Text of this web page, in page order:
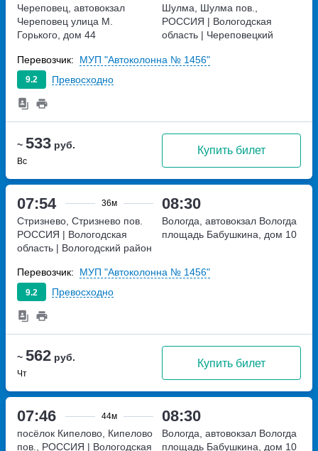
~ 533 руб.
Вс
Купить билет
Череповец, автовокзал
Череповец улица М.
Горького, дом 44
Шулма, Шулма пов.,
РОССИЯ | Вологодская
область | Череповецкий
РОССИЯ | Вологодская
9.2 Превосходно
Перевозчик: МУП "Автоколонна № 1456"
07:54 36м 08:30
~ 562 руб.
Чт
Купить билет
Стризнево, Стризнево пов.
РОССИЯ | Вологодская
область | Вологодский район
Вологда, автовокзал Вологда
площадь Бабушкина, дом 10
9.2 Превосходно
Перевозчик: МУП "Автоколонна № 1456"
07:46 44м 08:30
посёлок Кипелово, Кипелово
пов., РОССИЯ | Вологодская
Вологда, автовокзал Вологда
площадь Бабушкина, дом 10